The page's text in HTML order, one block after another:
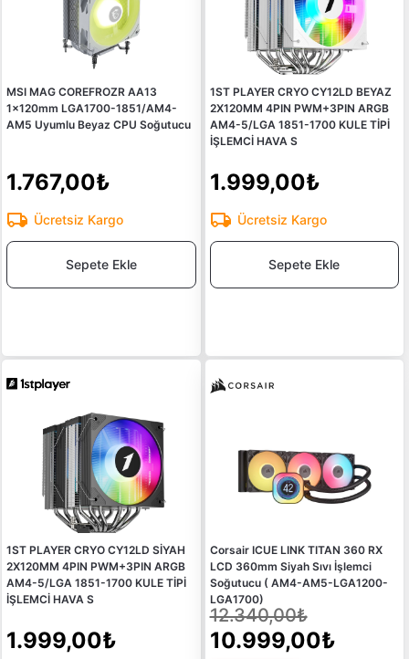
MSI MAG COREFROZR AA13
1x120mm LGA1700-1851/AM4-
AM5 Uyumlu Beyaz CPU Soğutucu
1.767,00₺
Ücretsiz Kargo
Sepete Ekle
1ST PLAYER CRYO CY12LD BEYAZ
2X120MM 4PIN PWM+3PIN ARGB
AM4-5/LGA 1851-1700 KULE TİPİ
İŞLEMCİ HAVA S
1.999,00₺
Ücretsiz Kargo
Sepete Ekle
1ST PLAYER CRYO CY12LD SİYAH
2X120MM 4PIN PWM+3PIN ARGB
AM4-5/LGA 1851-1700 KULE TİPİ
İŞLEMCİ HAVA S
1.999,00₺
Corsair ICUE LINK TITAN 360 RX
LCD 360mm Siyah Sıvı İşlemci
Soğutucu ( AM4-AM5-LGA1200-
LGA1700)
12.340,00₺
10.999,00₺